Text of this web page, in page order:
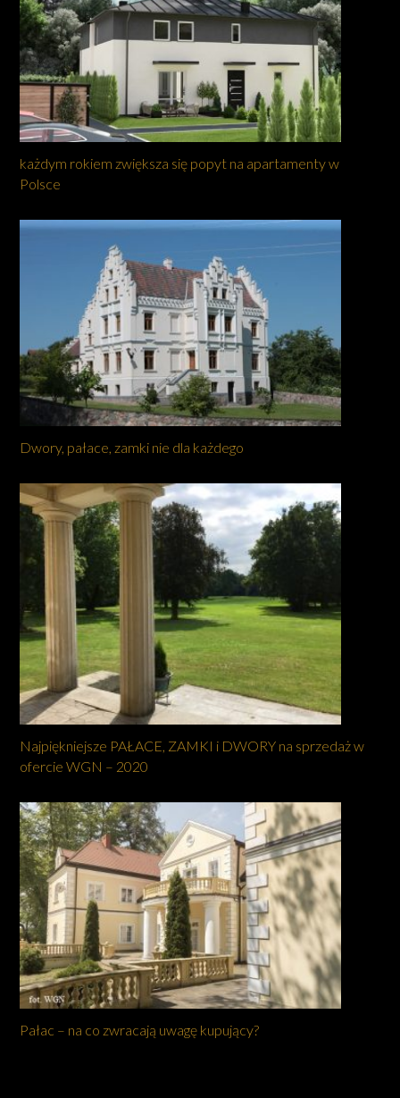
każdym rokiem zwiększa się popyt na apartamenty w
Polsce
Dwory, pałace, zamki nie dla każdego
Najpiękniejsze PAŁACE, ZAMKI i DWORY na sprzedaż w
ofercie WGN – 2020
Pałac – na co zwracają uwagę kupujący?